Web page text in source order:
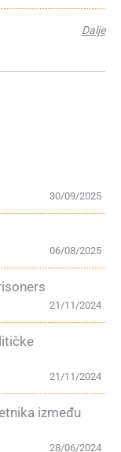
Dalje
30/09/2025
06/08/2025
21/11/2024
21/11/2024
između
28/06/2024